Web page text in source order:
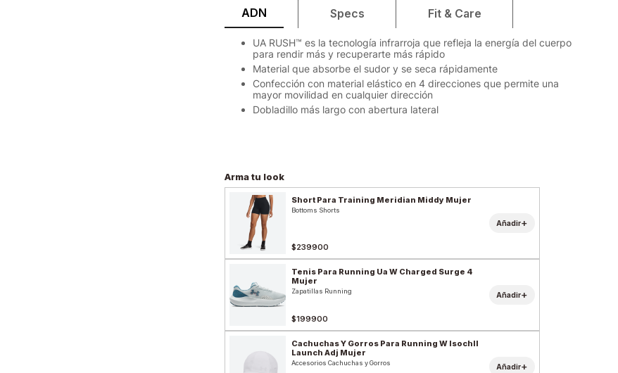
ADN Specs Fit & Care
UA RUSH™ es la tecnología infrarroja que refleja la energía del cuerpo
para rendir más y recuperarte más rápido
Material que absorbe el sudor y se seca rápidamente
Confección con material elástico en 4 direcciones que permite una
mayor movilidad en cualquier dirección
Dobladillo más largo con abertura lateral
Arma tu look
Short Para Training Meridian Middy Mujer
Bottoms Shorts
$239900
Añadir+
Tenis Para Running Ua W Charged Surge 4
Mujer
Zapatillas Running
$199900
Añadir+
Cachuchas Y Gorros Para Running W Isochll
Launch Adj Mujer
Accesorios Cachuchas y Gorros Añadir+